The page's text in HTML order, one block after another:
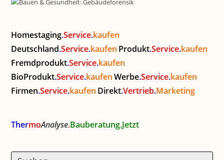
Homestaging.Service.kaufen
Deutschland.Service.kaufen Produkt.Service.kaufen
Fremdprodukt.Service.kaufen
BioProdukt.Service.kaufen Werbe.Service.kaufen
Firmen.Service.kaufen Direkt.Vertrieb.Marketing
ThermoAnalyse.Bauberatung.Jetzt